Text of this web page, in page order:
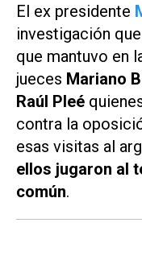
El ex presidente
investigación
que mantuvo en
jueces Mariano
Raúl Pleé
contra la
esas visitas al
ellos jugaron al
común.